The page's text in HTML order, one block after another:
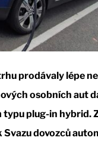
prodávaly lépe
osobních aut
typu plug-in hybrid.
dovozců